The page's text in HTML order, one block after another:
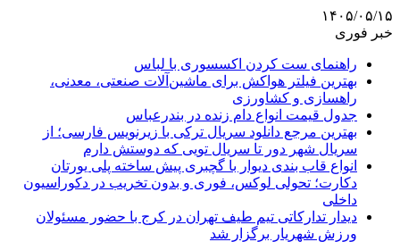
۱۴۰۵/۰۵/۱۵
خبر فوری
راهنمای ست کردن اکسسوری با لباس
بهترین فیلتر هواکش برای ماشین‌آلات صنعتی، معدنی،
راهسازی و کشاورزی
جدول قیمت انواع دام زنده در بندرعباس
بهترین مرجع دانلود سریال ترکی با زیرنویس فارسی؛ از
سریال شهر دور تا سریال تویی که دوستش دارم
انواع قاب بندی دیوار با گچبری پیش ساخته پلی یورتان
دکارت؛ تحولی لوکس، فوری و بدون تخریب در دکوراسیون
داخلی
دیدار تدارکاتی تیم طیف تهران در کرج با حضور مسئولان
ورزش شهریار برگزار شد